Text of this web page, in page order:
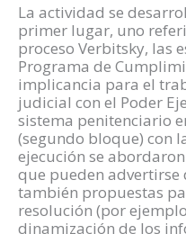
La actividad se
primer lugar, uno
proceso Verbitsky, las
Programa de
implicancia para el
judicial con el Poder
sistema penitenciario
(segundo bloque) con
ejecución se
que pueden
también propuestas
resolución (por
dinamización de los